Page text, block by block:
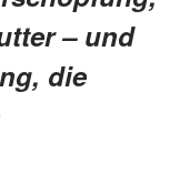
– und
die